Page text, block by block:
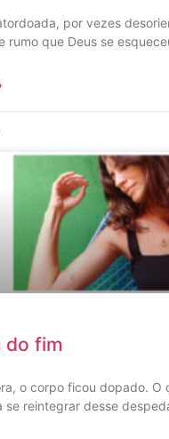
por vezes
rumo que Deus se
do fim
o corpo ficou dopado. O
se reintegrar desse